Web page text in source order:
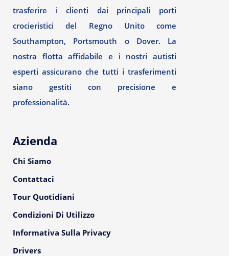
trasferire i clienti dai principali porti
crocieristici del Regno Unito come
Southampton, Portsmouth o Dover. La
nostra flotta affidabile e i nostri autisti
esperti assicurano che tutti i trasferimenti
siano gestiti con precisione e
professionalità.
Azienda
Chi Siamo
Contattaci
Tour Quotidiani
Condizioni Di Utilizzo
Informativa Sulla Privacy
Drivers